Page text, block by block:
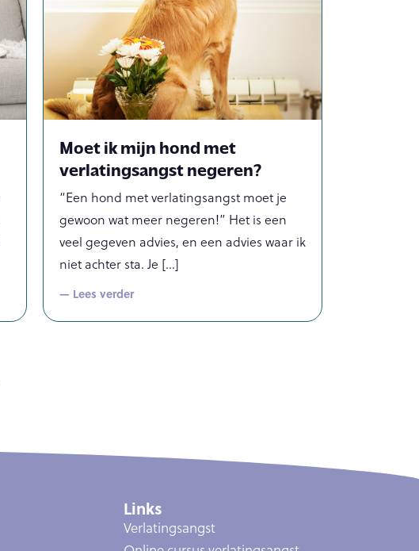
Moet ik mijn hond met
verlatingsangst negeren?
“Een hond met verlatingsangst moet je
gewoon wat meer negeren!” Het is een
veel gegeven advies, en een advies waar ik
niet achter sta. Je
— Lees verder
Links
Verlatingsangst